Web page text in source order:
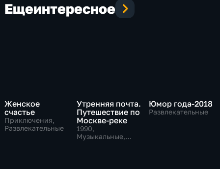
Ещеинтересное
Женское
счастье
Приключения,
Развлекательные
Утренняя почта.
Путешествие по
Москве-реке
1990,
Музыкальные,
Юмор года-2018
Развлекательные